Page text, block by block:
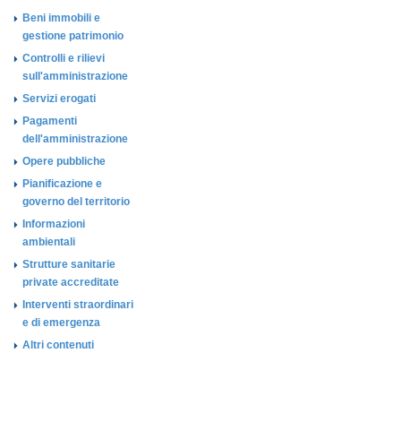
Beni immobili e
gestione patrimonio
Controlli e rilievi
sull'amministrazione
Servizi erogati
Pagamenti
dell'amministrazione
Opere pubbliche
Pianificazione e
governo del territorio
Informazioni
ambientali
Strutture sanitarie
private accreditate
Interventi straordinari
e di emergenza
Altri contenuti